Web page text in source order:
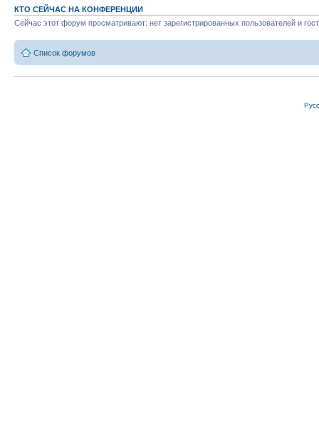
КТО СЕЙЧАС НА КОНФЕРЕНЦИИ
Сейчас этот форум просматривают: нет зарегистрированных пользователей и
Список форумов